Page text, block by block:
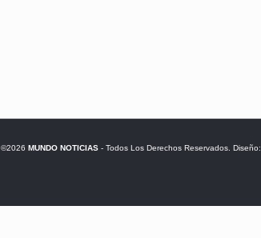
©2026 MUNDO NOTICIAS- Todos Los Derechos Reservados. Diseño: